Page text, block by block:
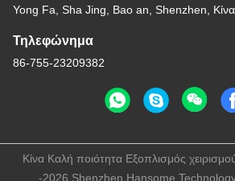
Yong Fa, Sha Jing, Bao an, Shenzhen, Κίνα
Τηλεφώνημα
86-755-23209382
Κίνα Καλή ποιότητα Εξοπλισμός
-2026 Shenzhen Hansome